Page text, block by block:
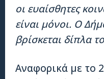
οι ευαίσθητες
είναι μόνοι. Ο
βρίσκεται δίπλα
Αναφορικά με το 2